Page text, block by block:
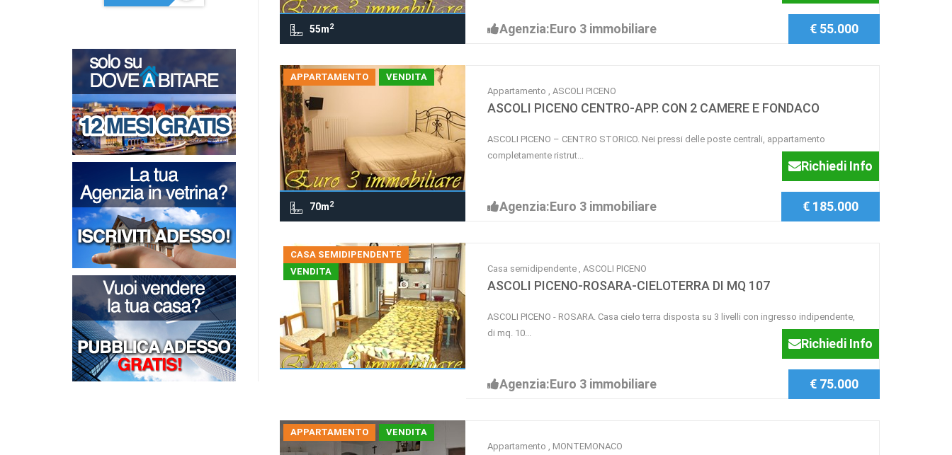
55m2 Agenzia:Euro 3 immobiliare € 55.000
APPARTAMENTO VENDITA
70m2
Appartamento , ASCOLI PICENO
ASCOLI PICENO CENTRO-APP. CON 2 CAMERE E FONDACO
ASCOLI PICENO – CENTRO STORICO. Nei pressi delle poste centrali, appartamento
completamente ristrut...
Richiedi Info
Agenzia:Euro 3 immobiliare € 185.000
CASA SEMIDIPENDENTE
VENDITA
Casa semidipendente , ASCOLI PICENO
ASCOLI PICENO-ROSARA-CIELOTERRA DI MQ 107
ASCOLI PICENO - ROSARA. Casa cielo terra disposta su 3 livelli con ingresso indipendente,
di mq. 10...
Richiedi Info
Agenzia:Euro 3 immobiliare € 75.000
APPARTAMENTO VENDITA
Appartamento , MONTEMONACO